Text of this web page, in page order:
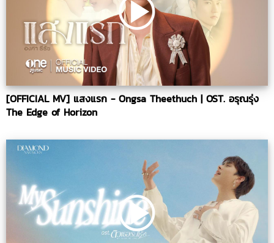
[OFFICIAL MV] แสงแรก - Ongsa Theethuch | OST. อรุณรุ่ง
The Edge of Horizon